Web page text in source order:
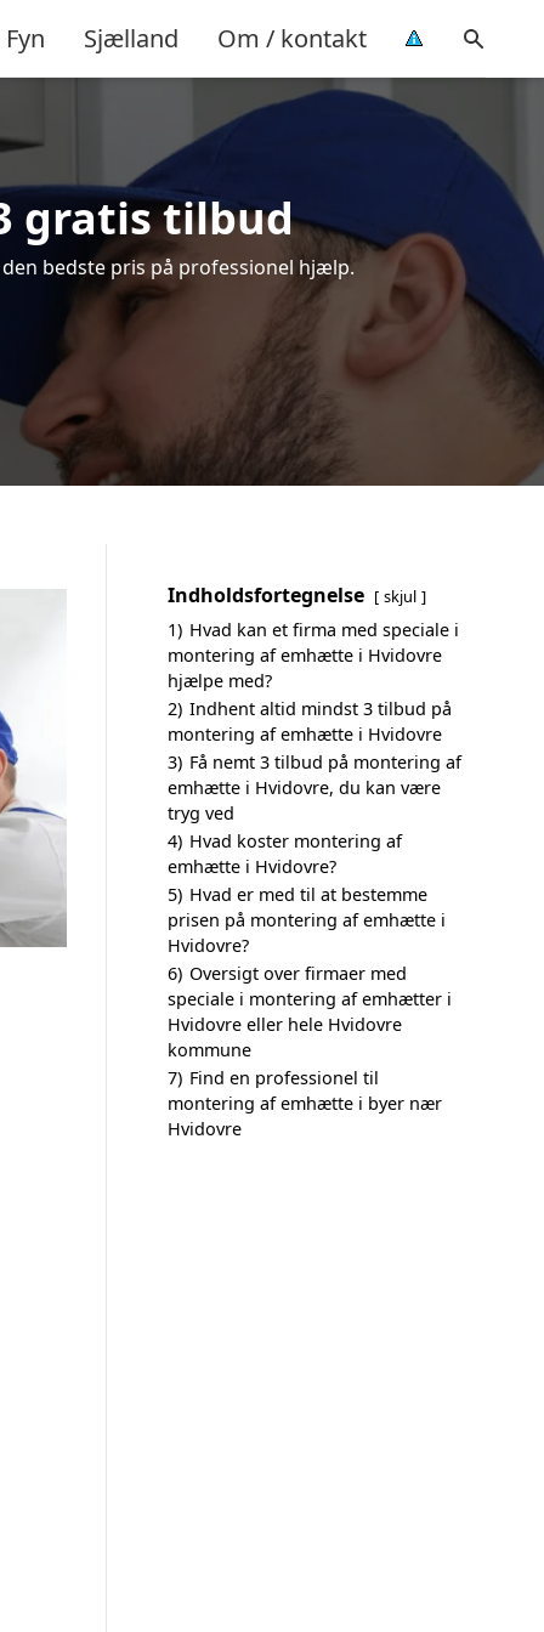
Fyn Sjælland Om / kontakt
gratis tilbud
bedste pris på professionel hjælp.
Indholdsfortegnelse skjul
1) Hvad kan et firma med speciale i
montering af emhætte i Hvidovre
hjælpe med?
2) Indhent altid mindst 3 tilbud på
montering af emhætte i Hvidovre
3) Få nemt 3 tilbud på montering af
emhætte i Hvidovre, du kan være
tryg ved
4) Hvad koster montering af
emhætte i Hvidovre?
5) Hvad er med til at bestemme
prisen på montering af emhætte i
Hvidovre?
6) Oversigt over firmaer med
speciale i montering af emhætter i
Hvidovre eller hele Hvidovre
kommune
7) Find en professionel til
montering af emhætte i byer nær
Hvidovre